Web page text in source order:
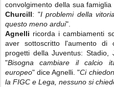
convolgimento della sua
Churcill: "I problemi della
questo meno ardui".
Agnelli ricorda i cambiamenti
aver sottoscritto l'aumento di
progetti della Juventus: Stadio,
"Bisogna cambiare il calcio
europeo" dice Agnelli. "Ci
la FIGC e Lega, nessuno si